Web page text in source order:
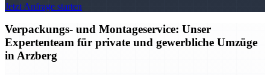
Jetzt Anfrage starten
Verpackungs- und Montageservice: Unser
Expertenteam für private und gewerbliche Umzüge
in Arzberg